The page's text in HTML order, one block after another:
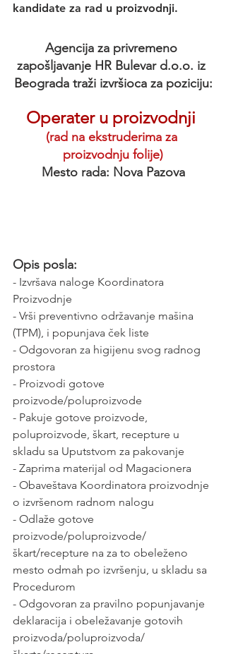
kandidate za rad u proizvodnji.
Agencija za privremeno
zapošljavanje HR Bulevar d.o.o. iz
Beograda traži izvršioca za poziciju:
Operater u proizvodnji
(rad na ekstruderima za
proizvodnju folije)
Mesto rada: Nova Pazova
Opis posla:
- Izvršava naloge Koordinatora
Proizvodnje
- Vrši preventivno održavanje mašina
(TPM), i popunjava ček liste
- Odgovoran za higijenu svog radnog
prostora
- Proizvodi gotove
proizvode/poluproizvode
- Pakuje gotove proizvode,
poluproizvode, škart, recepture u
skladu sa Uputstvom za pakovanje
- Zaprima materijal od Magacionera
- Obaveštava Koordinatora proizvodnje
o izvršenom radnom nalogu
- Odlaže gotove
proizvode/poluproizvode/
škart/recepture na za to obeleženo
mesto odmah po izvršenju, u skladu sa
Procedurom
- Odgovoran za pravilno popunjavanje
deklaracija i obeležavanje gotovih
proizvoda/poluproizvoda/